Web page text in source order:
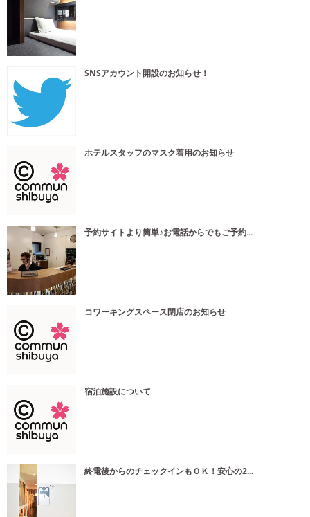
SNSアカウント開設のお知らせ！
ホテルスタッフのマスク着用のお知らせ
予約サイトより簡単♪お電話からでもご予約...
コワーキングスペース閉店のお知らせ
宿泊施設について
終電後からのチェックインもＯＫ！安心の2...